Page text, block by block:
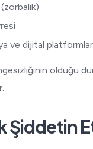
ve dijital platformlar
olduğu
Şiddetin